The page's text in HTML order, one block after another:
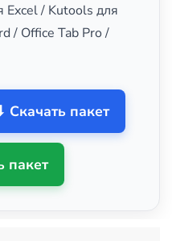
Excel / Kutools для
/ Office Tab Pro /
Скачать пакет
пакет